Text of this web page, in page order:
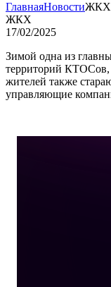
ГлавнаяНовостиЖКХ
ЖКХ
17/02/2025
Зимой одна из
территорий КТОСов,
жителей также
управляющие